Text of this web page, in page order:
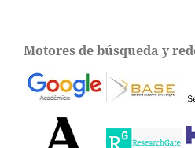
Motores de búsqueda y